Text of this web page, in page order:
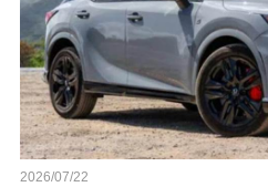
2026/07/22